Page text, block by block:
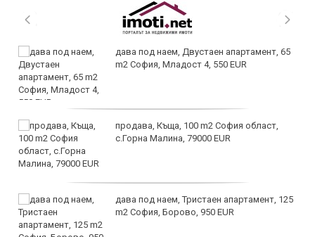
дава под наем, Двустаен апартамент, 65
m2 София, Младост 4, 550 EUR
продава, Къща, 100 m2 София област,
с.Горна Малина, 79000 EUR
дава под наем, Тристаен апартамент, 125
m2 София, Борово, 950 EUR